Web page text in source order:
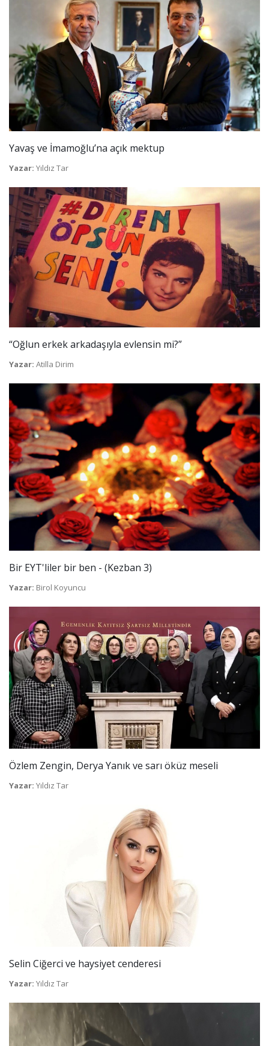
Yavaş ve İmamoğlu’na açık mektup
Yazar: Yıldız Tar
“Oğlun erkek arkadaşıyla evlensin mi?”
Yazar: Atilla Dirim
Bir EYT'liler bir ben - (Kezban 3)
Yazar: Birol Koyuncu
Özlem Zengin, Derya Yanık ve sarı öküz meseli
Yazar: Yıldız Tar
Selin Ciğerci ve haysiyet cenderesi
Yazar: Yıldız Tar